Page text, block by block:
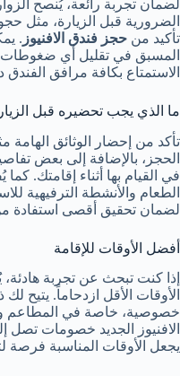
لضمان تجربة رائعة، يُنصح
الضرورية قبل الزيارة، مثل
تأكيد من حجز فندق الافنيوز .
المسبق في تقليل أي ضغوطات
الاستمتاع بكافة مرافق
ما الذي يجب تحضيره قبل
تأكد من إحضار الوثائق الهامة
الحجز، بالإضافة إلى بعض
في القيام بها أثناء إقامتك.
الطعام والأنشطة الترفيهية
لضمان تحقيق أقصى استفادة
أفضل الأوقات للإقامة
إذا كنت تبحث عن تجربة
الأوقات الأقل ازدحاماً. يتيح لك
خصوصية، خاصة في المطاعم
يجعل الأوقات المناسبة فرصة